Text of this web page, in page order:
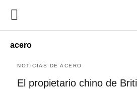
acero
NOTICIAS DE ACERO
El propietario chino de